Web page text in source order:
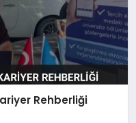
Rehberliği